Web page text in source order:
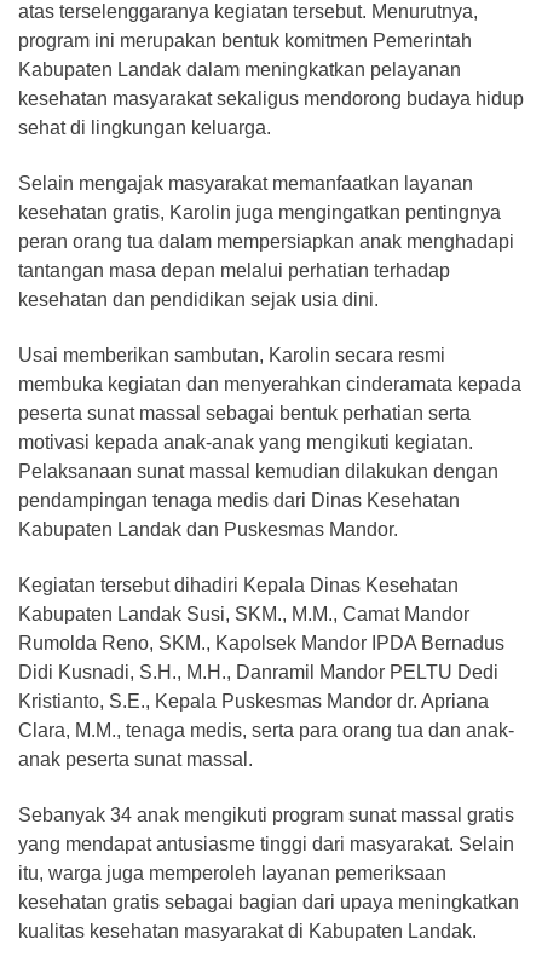
atas terselenggaranya kegiatan tersebut. Menurutnya,
program ini merupakan bentuk komitmen Pemerintah
Kabupaten Landak dalam meningkatkan pelayanan
kesehatan masyarakat sekaligus mendorong budaya hidup
sehat di lingkungan keluarga.
Selain mengajak masyarakat memanfaatkan layanan
kesehatan gratis, Karolin juga mengingatkan pentingnya
peran orang tua dalam mempersiapkan anak menghadapi
tantangan masa depan melalui perhatian terhadap
kesehatan dan pendidikan sejak usia dini.
Usai memberikan sambutan, Karolin secara resmi
membuka kegiatan dan menyerahkan cinderamata kepada
peserta sunat massal sebagai bentuk perhatian serta
motivasi kepada anak-anak yang mengikuti kegiatan.
Pelaksanaan sunat massal kemudian dilakukan dengan
pendampingan tenaga medis dari Dinas Kesehatan
Kabupaten Landak dan Puskesmas Mandor.
Kegiatan tersebut dihadiri Kepala Dinas Kesehatan
Kabupaten Landak Susi, SKM., M.M., Camat Mandor
Rumolda Reno, SKM., Kapolsek Mandor IPDA Bernadus
Didi Kusnadi, S.H., M.H., Danramil Mandor PELTU Dedi
Kristianto, S.E., Kepala Puskesmas Mandor dr. Apriana
Clara, M.M., tenaga medis, serta para orang tua dan anak-
anak peserta sunat massal.
Sebanyak 34 anak mengikuti program sunat massal gratis
yang mendapat antusiasme tinggi dari masyarakat. Selain
itu, warga juga memperoleh layanan pemeriksaan
kesehatan gratis sebagai bagian dari upaya meningkatkan
kualitas kesehatan masyarakat di Kabupaten Landak.